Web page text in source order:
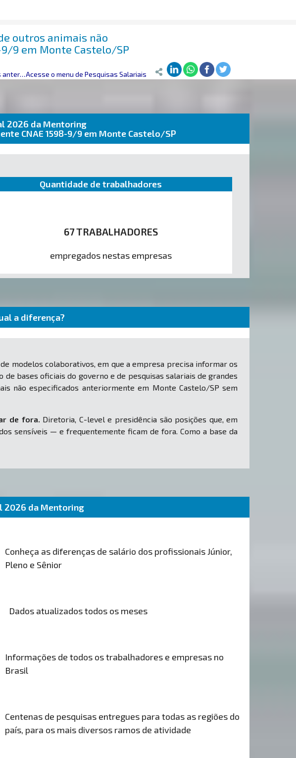
outros animais não
9 em Monte Castelo/SP
Acesse o menu de Pesquisas Salariais
2026 da Mentoring
CNAE 1598-9/9 em Monte Castelo/SP
Quantidade de trabalhadores
67 TRABALHADORES
empregados nestas empresas
a diferença?
modelos colaborativos, em que a empresa precisa informar os
bases oficiais do governo e de pesquisas salariais de grandes
não especificados anteriormente em Monte Castelo/SP sem
de fora. Diretoria, C-level e presidência são posições que, em
sensíveis — e frequentemente ficam de fora. Como a base da
2026 da Mentoring
Conheça as diferenças de salário dos profissionais Júnior,
Pleno e Sênior
Dados atualizados todos os meses
Informações de todos os trabalhadores e empresas no
Brasil
Centenas de pesquisas entregues para todas as regiões do
país, para os mais diversos ramos de atividade